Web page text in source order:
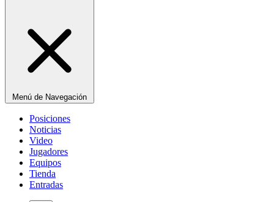
Menú de Navegación
Posiciones
Noticias
Video
Jugadores
Equipos
Tienda
Entradas